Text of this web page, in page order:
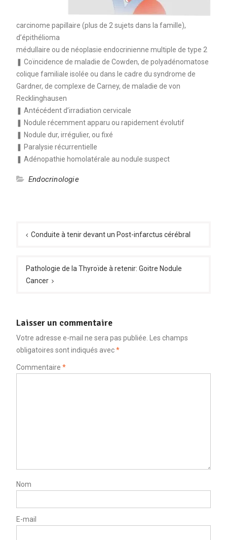
carcinome papillaire (plus de 2 sujets dans la famille),
d’épithélioma
médullaire ou de néoplasie endocrinienne multiple de type 2
❚ Coïncidence de maladie de Cowden, de polyadénomatose
colique familiale isolée ou dans le cadre du syndrome de
Gardner, de complexe de Carney, de maladie de von
Recklinghausen
❚ Antécédent d’irradiation cervicale
❚ Nodule récemment apparu ou rapidement évolutif
❚ Nodule dur, irrégulier, ou fixé
❚ Paralysie récurrentielle
❚ Adénopathie homolatérale au nodule suspect
Endocrinologie
de Conduite à tenir devant un Post-infarctus cérébral
Pathologie de la Thyroïde à retenir: Goitre Nodule
Cancer
Laisser un commentaire
Votre adresse e-mail ne sera pas publiée.
Les champs
obligatoires sont indiqués avec*
Commentaire *
Nom
E-mail